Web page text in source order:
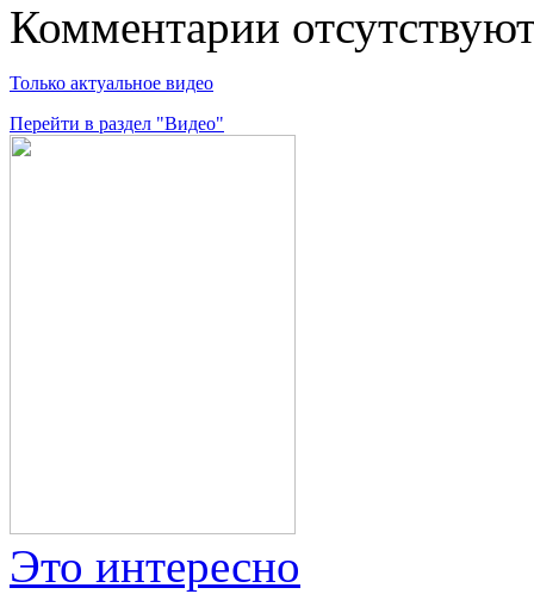
Комментарии
Только актуальное видео
Перейти в раздел "Видео"
Это интересно